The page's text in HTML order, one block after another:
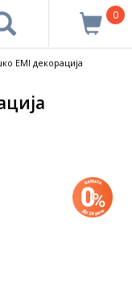
0
EMI декорација